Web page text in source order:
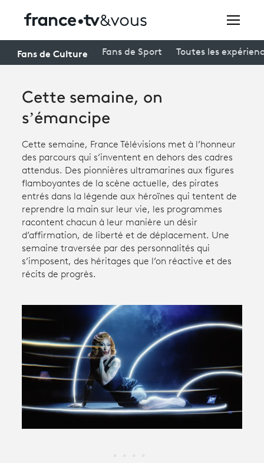
Festivals
Creators
À la une
Participer et assister à une émission
À votre écoute
Productions et innovation
Programme tv
Fans de Culture Fans de Sport Toutes les
Cette semaine, on
s’émancipe
Cette semaine, France Télévisions met à l’honneur
des parcours qui s’inventent en dehors des cadres
attendus. Des pionnières ultramarines aux figures
flamboyantes de la scène actuelle, des pirates
entrés dans la légende aux héroïnes qui tentent de
reprendre la main sur leur vie, les programmes
racontent chacun à leur manière un désir
d’affirmation, de liberté et de déplacement. Une
semaine traversée par des personnalités qui
s’imposent, des héritages que l’on réactive et des
récits de progrès.